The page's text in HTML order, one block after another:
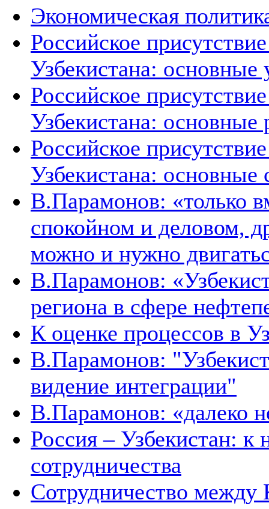
Экономическая
Российское
Узбекистана:
Российское
Узбекистана: основные
Российское
Узбекистана: основные
В.Парамонов: «только
спокойном и деловом,
можно и нужно
В.Парамонов:
региона в сфере
К оценке процессов в
В.Парамонов:
видение интеграции"
В.Парамонов: «далеко
Россия – Узбекистан: к
сотрудничества
Сотрудничество между